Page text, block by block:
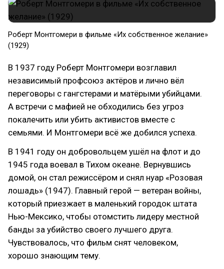
Роберт Монтгомери в фильме «Их собственное желание»
(1929)
В 1937 году Роберт Монтгомери возглавил
независимый профсоюз актёров и лично вёл
переговоры с гангстерами и матёрыми убийцами.
А встречи с мафией не обходились без угроз
покалечить или убить активистов вместе с
семьями. И Монтгомери всё же добился успеха.
В 1941 году он добровольцем ушёл на флот и до
1945 года воевал в Тихом океане. Вернувшись
домой, он стал режиссёром и снял нуар «Розовая
лошадь» (1947). Главный герой — ветеран войны,
который приезжает в маленький городок штата
Нью-Мексико, чтобы отомстить лидеру местной
банды за убийство своего лучшего друга.
Чувствовалось, что фильм снят человеком,
хорошо знающим тему.